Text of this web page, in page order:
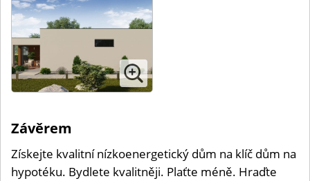
Závěrem
Získejte kvalitní nízkoenergetický dům na klíč dům na
hypotéku. Bydlete kvalitněji. Plaťte méně. Hraďte